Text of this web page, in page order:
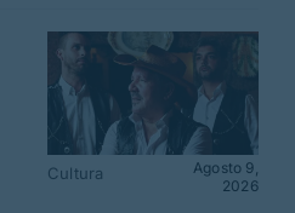
Cultura
Agosto 9,
2026